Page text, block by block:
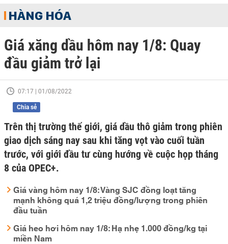
HÀNG HÓA
Giá xăng dầu hôm nay 1/8: Quay
đầu giảm trở lại
07:17 | 01/08/2022
Chia sẻ
Trên thị trường thế giới, giá dầu thô giảm trong phiên
giao dịch sáng nay sau khi tăng vọt vào cuối tuần
trước, với giới đầu tư cùng hướng về cuộc họp tháng
8 của OPEC+.
Giá vàng hôm nay 1/8: Vàng SJC đồng loạt tăng
mạnh không quá 1,2 triệu đồng/lượng trong phiên
đầu tuần
Giá heo hơi hôm nay 1/8: Hạ nhẹ 1.000 đồng/kg tại
miền Nam